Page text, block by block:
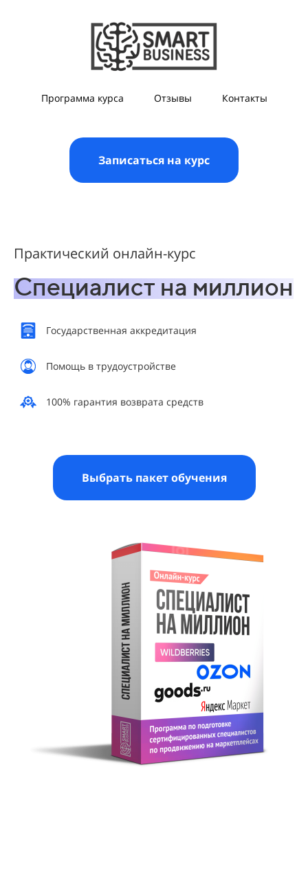
Программа курса Отзывы Контакты
Записаться на курс
Практический онлайн-курс
Специалист на миллион
Государственная аккредитация
Помощь в трудоустройстве
100% гарантия возврата средств
Выбрать пакет обучения